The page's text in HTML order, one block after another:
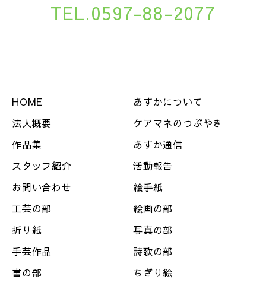
TEL.0597-88-2077
HOME
あすかについて
法人概要
ケアマネのつぶやき
作品集
あすか通信
スタッフ紹介
活動報告
お問い合わせ
絵手紙
工芸の部
絵画の部
折り紙
写真の部
手芸作品
詩歌の部
書の部
ちぎり絵